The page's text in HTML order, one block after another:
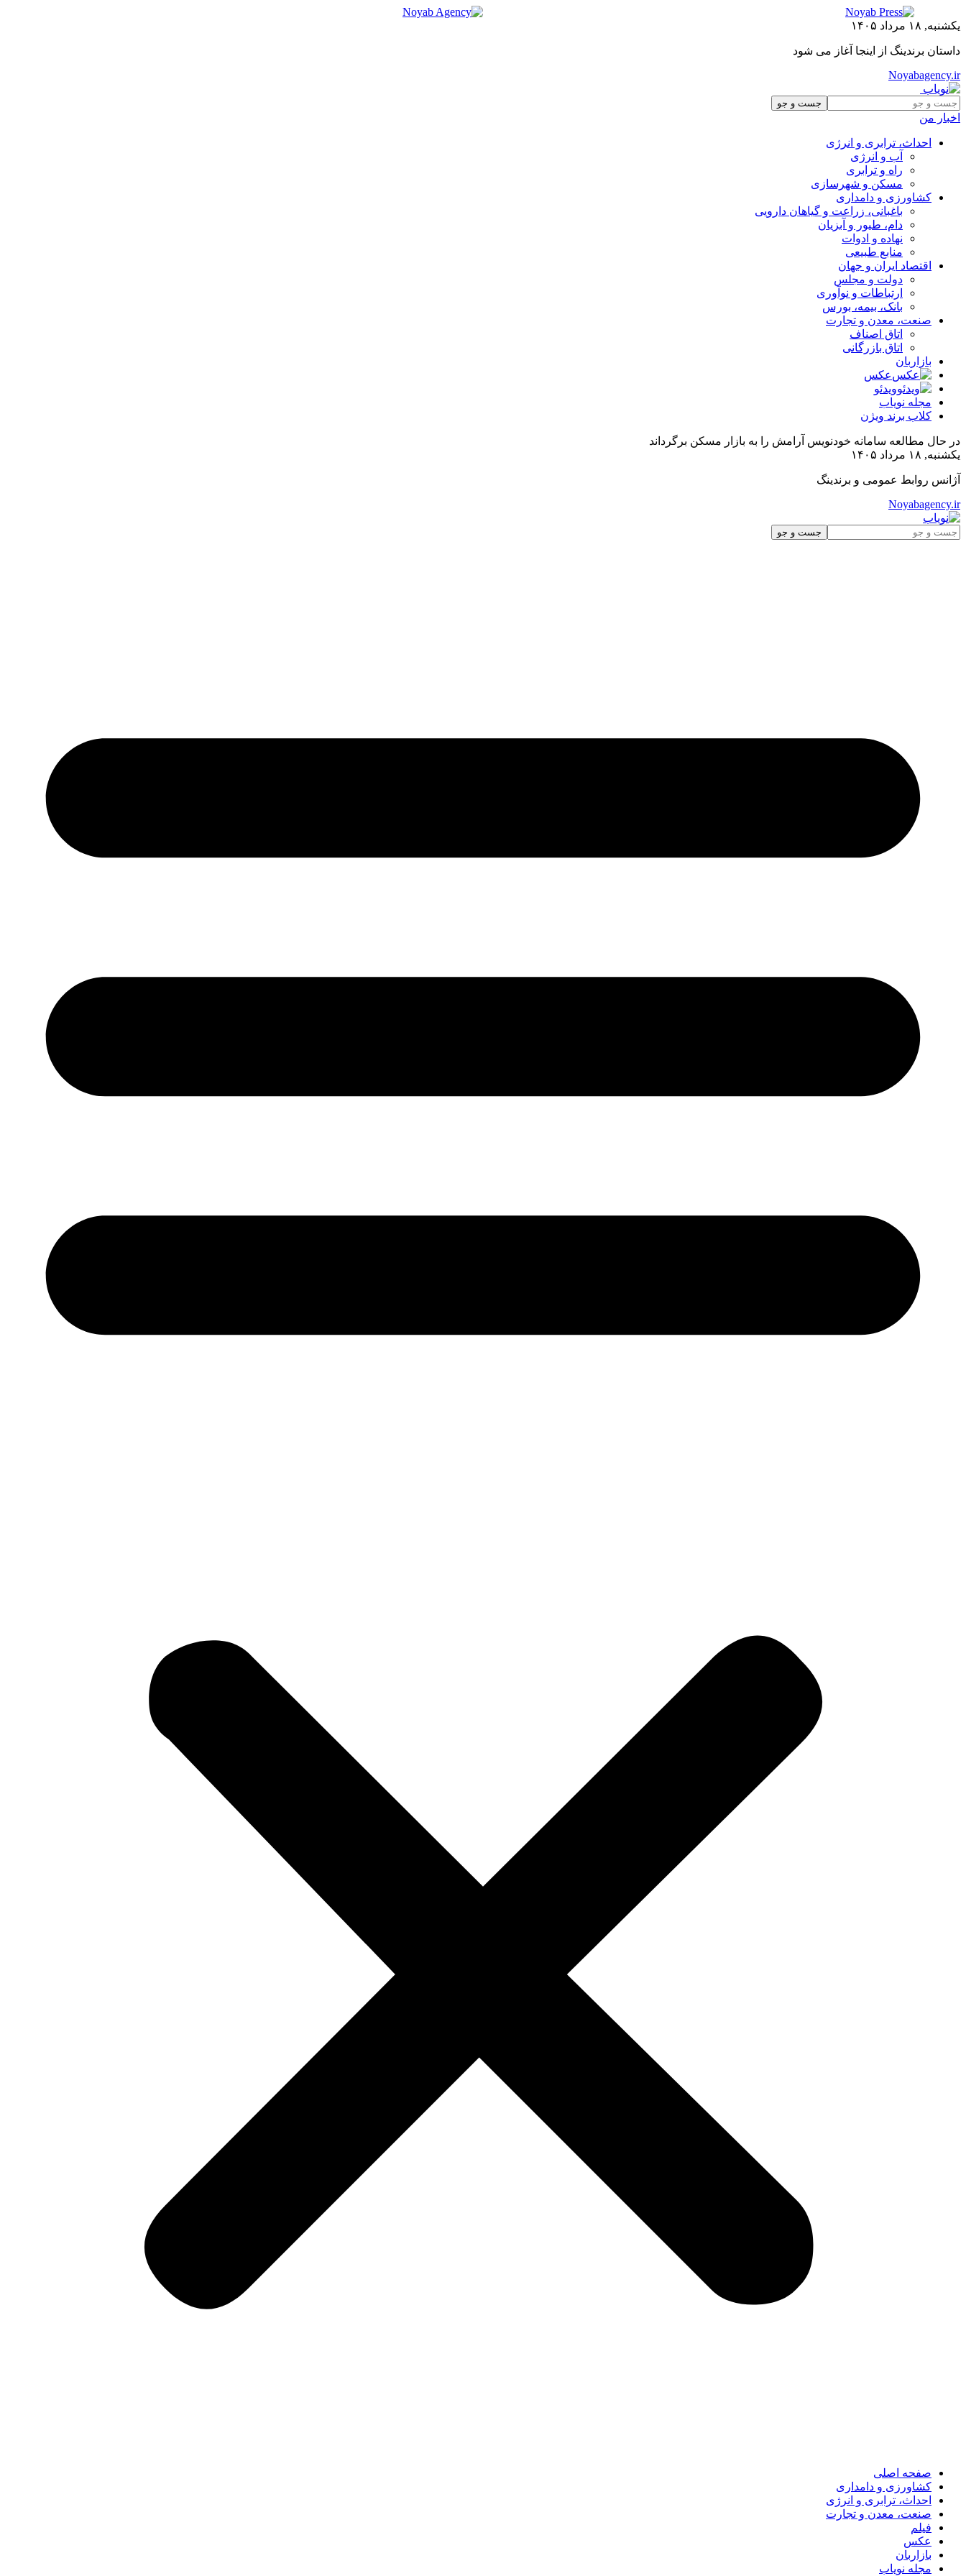
یکشنبه, ۱۸ مرداد ۱۴۰۵
داستان برندینگ از اینجا آغاز می شود
Noyabagency.ir
اخبار من
احداث، ترابری و انرژی
آب و انرژی
راه و ترابری
مسکن و شهرسازی
کشاورزی و دامداری
باغبانی، زراعت و گیاهان دارویی
دام، طیور و آبزیان
نهاده و ادوات
منابع طبیعی
اقتصاد ایران و جهان
دولت و مجلس
ارتباطات و نوآوری
بانک، بیمه، بورس
صنعت، معدن و تجارت
اتاق اصناف
اتاق بازرگانی
بازاربان
عکس
ویدئو
مجله نویاب
کلاب برند ویژن
در حال مطالعه سامانه خودنویس آرامش را به بازار مسکن برگرداند
یکشنبه, ۱۸ مرداد ۱۴۰۵
آژانس روابط عمومی و برندینگ
Noyabagency.ir
صفحه اصلی
کشاورزی و دامداری
احداث، ترابری و انرژی
صنعت، معدن و تجارت
فیلم
عکس
بازاربان
مجله نویاب